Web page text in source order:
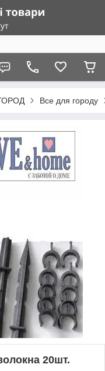
Все для городу
20шт.